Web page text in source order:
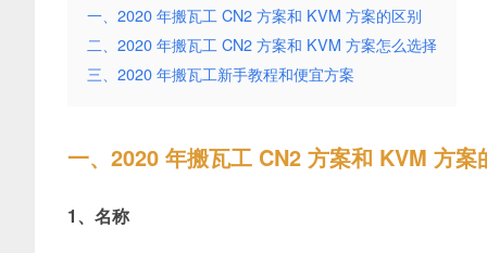
一、2020 年搬瓦工 CN2 方案和 KVM 方案的区别
二、2020 年搬瓦工 CN2 方案和 KVM 方案怎么选择
三、2020 年搬瓦工新手教程和便宜方案
一、2020 年搬瓦工 CN2 方案和 KVM 方案
1、名称